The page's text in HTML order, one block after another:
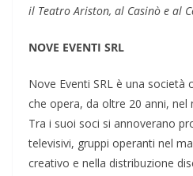
il Teatro Ariston, al Casinò e al
NOVE EVENTI SRL
Nove Eventi SRL è una società
che opera, da oltre 20 anni,
Tra i suoi soci si annoverano
televisivi, gruppi operanti nel
creativo e nella distribuzione